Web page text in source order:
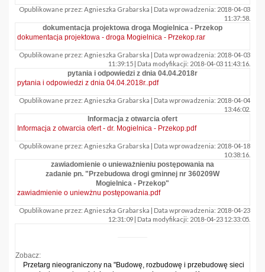
Opublikowane przez: Agnieszka Grabarska | Data wprowadzenia: 2018-04-03
11:37:58.
dokumentacja projektowa droga Mogielnica - Przekop
dokumentacja projektowa - droga Mogielnica - Przekop.rar
Opublikowane przez: Agnieszka Grabarska | Data wprowadzenia: 2018-04-03
11:39:15 | Data modyfikacji: 2018-04-03 11:43:16.
pytania i odpowiedzi z dnia 04.04.2018r
pytania i odpowiedzi z dnia 04.04.2018r..pdf
Opublikowane przez: Agnieszka Grabarska | Data wprowadzenia: 2018-04-04
13:46:02.
Informacja z otwarcia ofert
Informacja z otwarcia ofert - dr. Mogielnica - Przekop.pdf
Opublikowane przez: Agnieszka Grabarska | Data wprowadzenia: 2018-04-18
10:38:16.
zawiadomienie o unieważnieniu postępowania na
zadanie pn. "Przebudowa drogi gminnej nr 360209W
Mogielnica - Przekop"
zawiadmienie o uniewżnu postępowania.pdf
Opublikowane przez: Agnieszka Grabarska | Data wprowadzenia: 2018-04-23
12:31:09 | Data modyfikacji: 2018-04-23 12:33:05.
Zobacz:
Przetarg nieograniczony na "Budowę, rozbudowę i przebudowę sieci